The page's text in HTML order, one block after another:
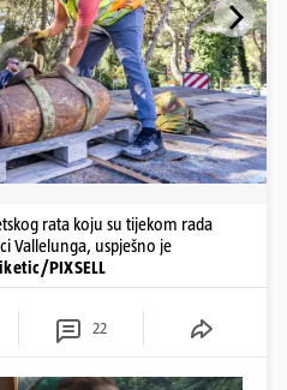
rata koju su tijekom rada
Vallelunga, uspješno je
PIXSELL
22